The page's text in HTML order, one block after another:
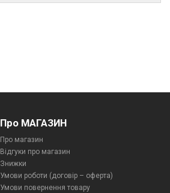
Про МАГАЗИН
Про магазин
Відгуки про магазин
Знижки
Умови роботи (договір – оферта)
Умови повернення товару